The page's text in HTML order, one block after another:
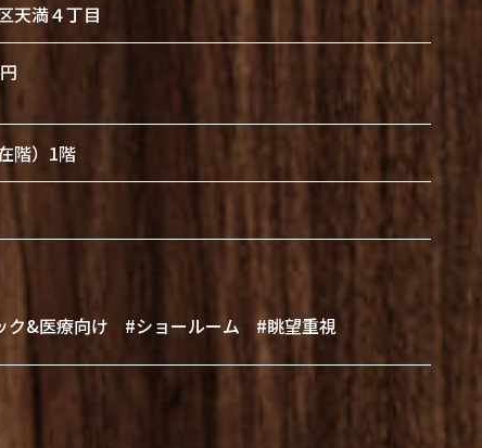
天満４丁目
階）1階
ク&医療向け #ショールーム #眺望重視